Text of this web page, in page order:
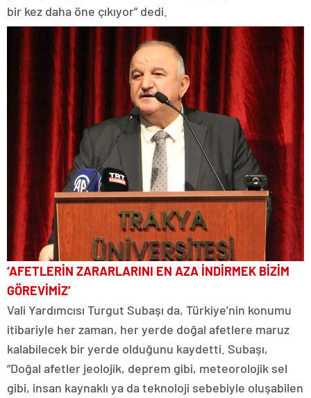
bir kez daha öne çıkıyor” dedi.
‘AFETLERİN ZARARLARINI EN AZA İNDİRMEK BİZİM
GÖREVİMİZ’
Vali Yardımcısı Turgut Subaşı da, Türkiye’nin konumu
itibariyle her zaman, her yerde doğal afetlere maruz
kalabilecek bir yerde olduğunu kaydetti. Subaşı,
“Doğal afetler jeolojik, deprem gibi, meteorolojik sel
gibi, insan kaynaklı ya da teknoloji sebebiyle oluşabilen